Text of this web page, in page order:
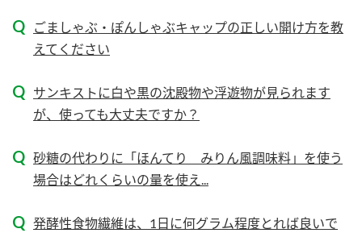
お酢ドリンク ぽん酢
つゆ
クイック調味料
ふりかけ おすしの素
キャンペーン情報
ブランド・スペシャルサイト トップ
Fibee（ファイビー）
くらしプラ酢
カンタン酢
国内事業概要
ミツカングループについて
ごましゃぶ・ぽんしゃぶキャップの正しい開け方を教
えてください
サンキストに白や黒の沈殿物や浮遊物が見られます
が、使っても大丈夫ですか？
砂糖の代わりに「ほんてり みりん風調味料」を使う
場合はどれくらいの量を使え...
発酵性食物繊維は、1日に何グラム程度とれば良いで